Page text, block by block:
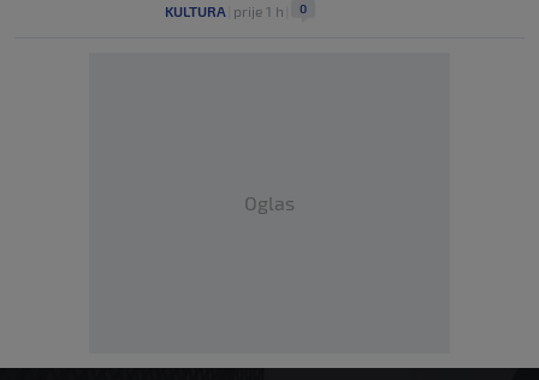
KULTURA prije 1 h 0
Oglas